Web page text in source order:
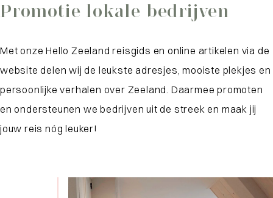
Promotie lokale bedrijven
Met onze Hello Zeeland reisgids en online artikelen via de
website delen wij de leukste adresjes, mooiste plekjes en
persoonlijke verhalen over Zeeland. Daarmee promoten
en ondersteunen we bedrijven uit de streek en maak jij
jouw reis nóg leuker!